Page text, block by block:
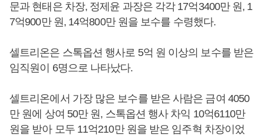
문과 현태은 차장, 정제윤 과장은 각각 17억3400만 원, 1
7억900만 원, 14억800만 원을 보수를 수령했다.
셀트리온은 스톡옵션 행사로 5억 원 이상의 보수를 받은
임직원이 6명으로 나타났다.
셀트리온에서 가장 많은 보수를 받은 사람은 금여 4050
만 원에 상여 50만 원, 스톡옵션 행사 차익 10억6110만
원을 받아 모두 11억210만 원을 받은 임주혁 차장이었